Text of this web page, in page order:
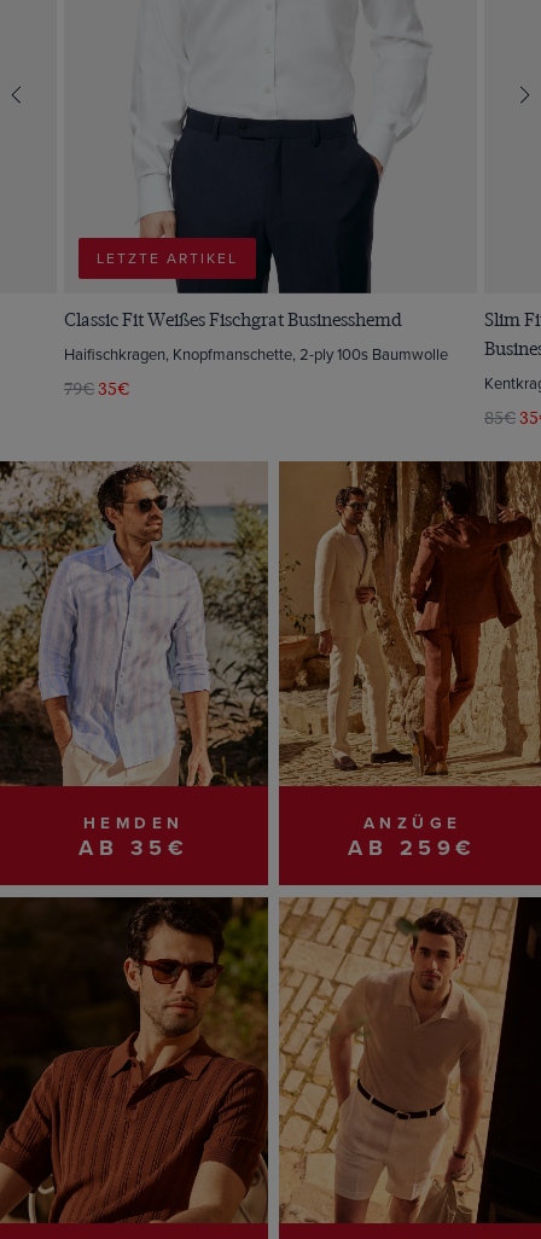
LETZTE ARTIKEL
Classic Fit Weißes Fischgrat Businesshemd
Haifischkragen, Knopfmanschette, 2-ply 100s Baumwolle
79€35€
Slim
85€
HEMDEN
AB 35€
ANZÜGE
AB 259€